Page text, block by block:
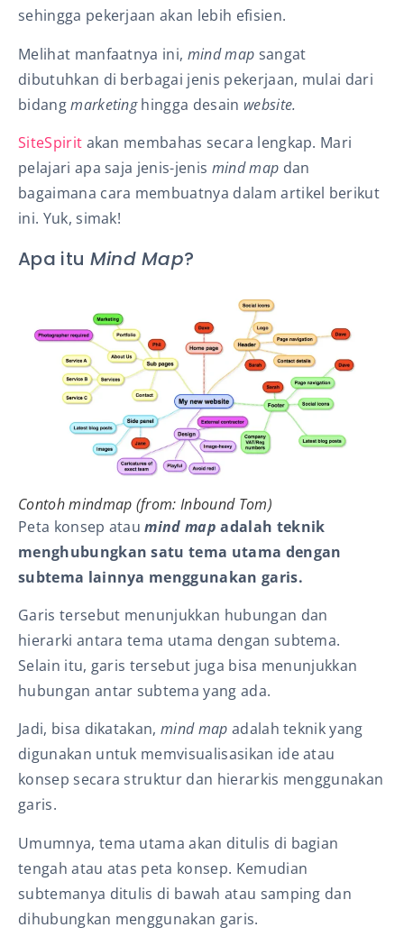
sehingga pekerjaan akan lebih efisien.
Melihat manfaatnya ini, mind map sangat
dibutuhkan di berbagai jenis pekerjaan, mulai dari
bidangmarketinghingga desain website.
SiteSpirit akan membahas secara lengkap. Mari
pelajari apa saja jenis-jenis mind map dan
bagaimana cara membuatnya dalam artikel berikut
ini. Yuk, simak!
Apa itu Mind Map?
Contohmindmap (from: Inbound Tom)
Peta konsep ataumind map adalah teknik
menghubungkan satu tema utama dengan
subtema lainnya menggunakan garis.
Garis tersebut menunjukkan hubungan dan
hierarki antara tema utama dengan subtema.
Selain itu, garis tersebut juga bisa menunjukkan
hubungan antar subtema yang ada.
Jadi, bisa dikatakan,mind map adalah teknik yang
digunakan untuk memvisualisasikan ide atau
konsep secara struktur dan hierarkis menggunakan
garis.
Umumnya, tema utama akan ditulis di bagian
tengah atau atas peta konsep. Kemudian
subtemanya ditulis di bawah atau samping dan
dihubungkan menggunakan garis.